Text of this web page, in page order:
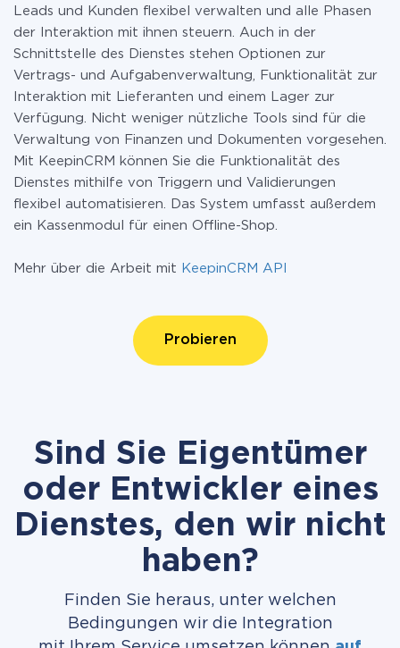
Leads und Kunden flexibel verwalten und alle Phasen
der Interaktion mit ihnen steuern. Auch in der
Schnittstelle des Dienstes stehen Optionen zur
Vertrags- und Aufgabenverwaltung, Funktionalität zur
Interaktion mit Lieferanten und einem Lager zur
Verfügung. Nicht weniger nützliche Tools sind für die
Verwaltung von Finanzen und Dokumenten vorgesehen.
Mit KeepinCRM können Sie die Funktionalität des
Dienstes mithilfe von Triggern und Validierungen
flexibel automatisieren. Das System umfasst außerdem
ein Kassenmodul für einen Offline-Shop.
Mehr über die Arbeit mit KeepinCRM API
Probieren
Sind Sie Eigentümer
oder Entwickler eines
Dienstes, den wir nicht
haben?
Finden Sie heraus, unter welchen
Bedingungen wir die Integration